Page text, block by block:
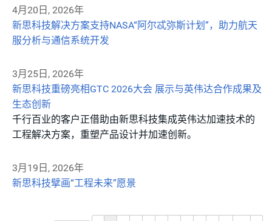
4月20日, 2026年
新思科技解决方案支持NASA“阿尔忒弥斯计划”，助力航天
服分析与通信系统开发
3月25日, 2026年
新思科技重磅亮相GTC 2026大会 展示与英伟达合作成果及
生态创新
千行百业的客户正借助由新思科技集成英伟达加速技术的
工程解决方案，重塑产品设计并加速创新。
3月19日, 2026年
新思科技擘画“工程未来”愿景